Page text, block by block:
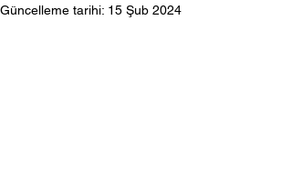
Güncelleme tarihi: 15 Şub 2024